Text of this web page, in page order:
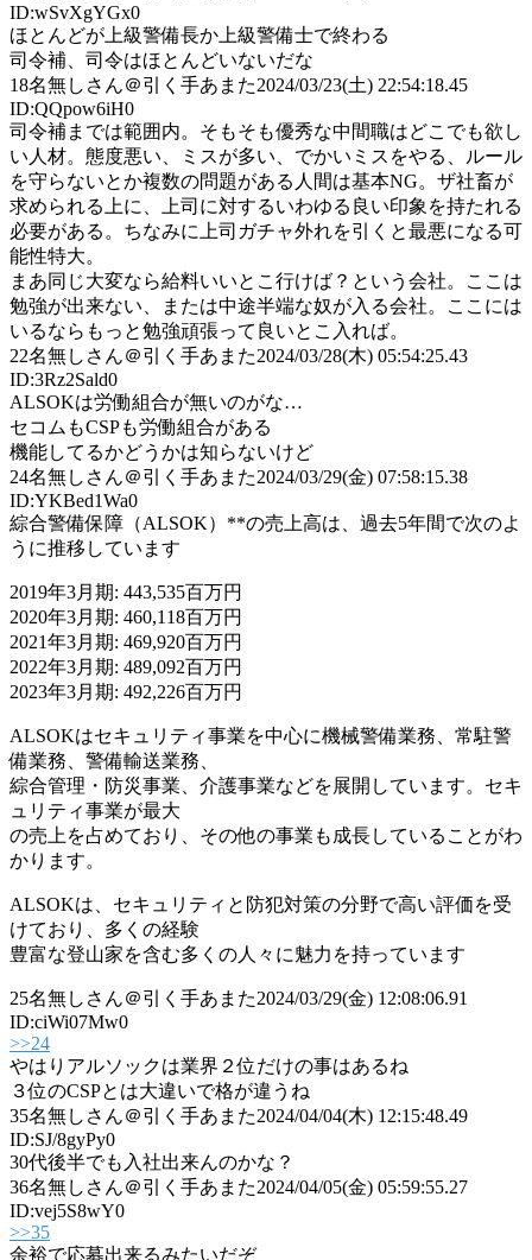
ID:wSvXgYGx0
ほとんどが上級警備長か上級警備士で終わる
司令補、司令はほとんどいないだな
18名無しさん＠引く手あまた2024/03/23(土) 22:54:18.45
ID:QQpow6iH0
司令補までは範囲内。そもそも優秀な中間職はどこでも欲し
い人材。態度悪い、ミスが多い、でかいミスをやる、ルール
を守らないとか複数の問題がある人間は基本NG。ザ社畜が
求められる上に、上司に対するいわゆる良い印象を持たれる
必要がある。ちなみに上司ガチャ外れを引くと最悪になる可
能性特大。
まあ同じ大変なら給料いいとこ行けば？という会社。ここは
勉強が出来ない、または中途半端な奴が入る会社。ここには
いるならもっと勉強頑張って良いとこ入れば。
22名無しさん＠引く手あまた2024/03/28(木) 05:54:25.43
ID:3Rz2Sald0
ALSOKは労働組合が無いのがな…
セコムもCSPも労働組合がある
機能してるかどうかは知らないけど
24名無しさん＠引く手あまた2024/03/29(金) 07:58:15.38
ID:YKBed1Wa0
綜合警備保障（ALSOK）**の売上高は、過去5年間で次のよ
うに推移しています
2019年3月期: 443,535百万円
2020年3月期: 460,118百万円
2021年3月期: 469,920百万円
2022年3月期: 489,092百万円
2023年3月期: 492,226百万円
ALSOKはセキュリティ事業を中心に機械警備業務、常駐警
備業務、警備輸送業務、
綜合管理・防災事業、介護事業などを展開しています。セキ
ュリティ事業が最大
の売上を占めており、その他の事業も成長していることがわ
かります。
ALSOKは、セキュリティと防犯対策の分野で高い評価を受
けており、多くの経験
豊富な登山家を含む多くの人々に魅力を持っています
25名無しさん＠引く手あまた2024/03/29(金) 12:08:06.91
ID:ciWi07Mw0
>>24
やはりアルソックは業界２位だけの事はあるね
３位のCSPとは大違いで格が違うね
35名無しさん＠引く手あまた2024/04/04(木) 12:15:48.49
ID:SJ/8gyPy0
30代後半でも入社出来んのかな？
36名無しさん＠引く手あまた2024/04/05(金) 05:59:55.27
ID:vej5S8wY0
>>35
余裕で応募出来るみたいだぞ